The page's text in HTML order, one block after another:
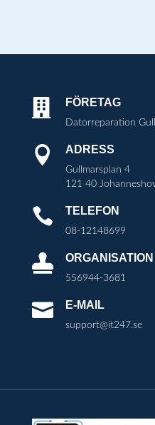
 FÖRETAG
Datorreparation
 ADRESS
Gullmarsplan 4
121 40
 TELEFON
08-12148699
 ORGANISATION
556944-3681
 E-MAIL
support@it247.se